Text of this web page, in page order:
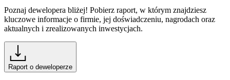
Poznaj dewelopera bliżej! Pobierz raport, w którym znajdziesz
kluczowe informacje o firmie, jej doświadczeniu, nagrodach oraz
aktualnych i zrealizowanych inwestycjach.
Raport o deweloperze